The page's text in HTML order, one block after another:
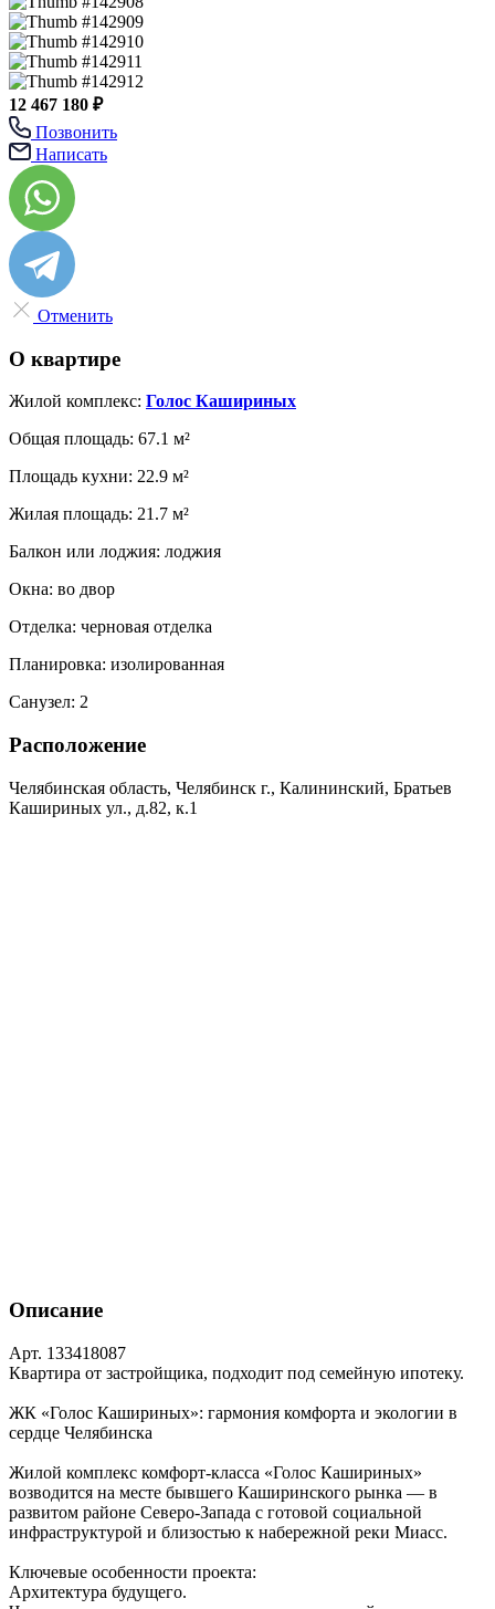
12 467 180 ₽
Позвонить
Написать
Отменить
О квартире
Жилой комплекс: Голос Кашириных
Общая площадь: 67.1 м²
Площадь кухни: 22.9 м²
Жилая площадь: 21.7 м²
Балкон или лоджия: лоджия
Окна: во двор
Отделка: черновая отделка
Планировка: изолированная
Санузел: 2
Расположение
Челябинская область, Челябинск г., Калининский, Братьев
Кашириных ул., д.82, к.1
Описание
Арт. 133418087
Квартира от застройщика, подходит под семейную ипотеку.
ЖК «Голос Кашириных»: гармония комфорта и экологии в
сердце Челябинска
Жилой комплекс комфорт‑класса «Голос Кашириных»
возводится на месте бывшего Каширинского рынка — в
развитом районе Северо‑Запада с готовой социальной
инфраструктурой и близостью к набережной реки Миасс.
Ключевые особенности проекта:
Архитектура будущего.